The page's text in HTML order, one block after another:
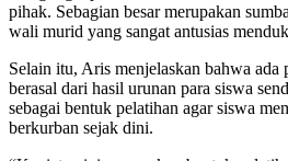
pihak. Sebagian besar merupakan
wali murid yang sangat antusias
Selain itu, Aris menjelaskan bahwa ada
berasal dari hasil urunan para siswa
sebagai bentuk pelatihan agar siswa
berkurban sejak dini.